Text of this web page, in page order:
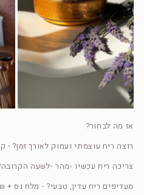
אז מה לבחור?
רוצה ריח עוצמתי ועמוק לאורך זמן? -
צריכה ריח עכשיו -מהר -לשעה
מעדיפים ריח עדין, טבעי? - מלח גס +